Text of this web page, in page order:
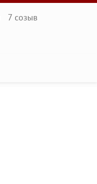
7 созыв